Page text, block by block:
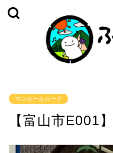
マンホールカード
【富山市E001